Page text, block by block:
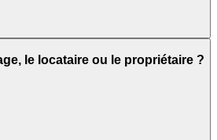
le locataire ou le propriétaire ?